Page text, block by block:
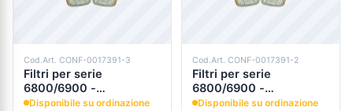
Cod.Art. CONF-0017391-3
Filtri per serie
6800/6900 -
6200/6300 3m
Disponibile su ordinazione
Cod.Art. CONF-0017391-2
Filtri per serie
6800/6900 -
6200/6300 3m
Disponibile su ordinazione